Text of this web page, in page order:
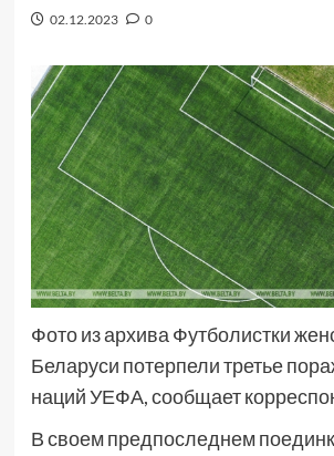
02.12.2023 0
Фото из архива Футболистки
Беларуси потерпели третье
наций УЕФА, сообщает
В своем предпоследнем